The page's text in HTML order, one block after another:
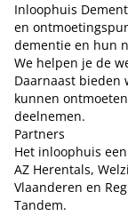
Inloophuis
en
dementie en hun
We helpen je de
Daarnaast bieden
kunnen
deelnemen.
Partners
Het inloophuis
AZ Herentals,
Vlaanderen en
Tandem.